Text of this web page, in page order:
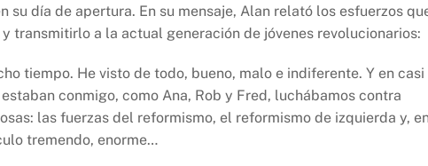
su día de apertura. En su mensaje, Alan relató los esfuerzos
transmitirlo a la actual generación de jóvenes revolucionarios:
tiempo. He visto de todo, bueno, malo e indiferente. Y en casi
conmigo, como Ana, Rob y Fred, luchábamos contra
las fuerzas del reformismo, el reformismo de izquierda y,
tremendo, enorme…